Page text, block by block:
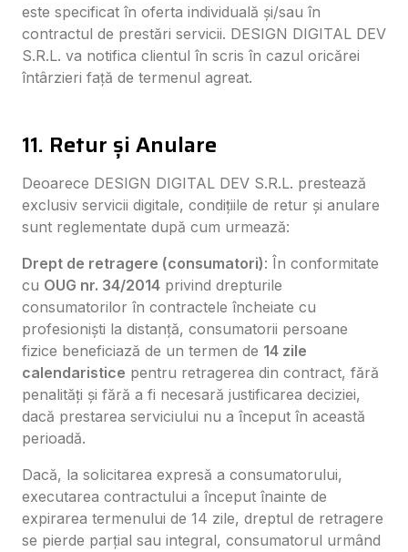
este specificat în oferta individuală și/sau în
contractul de prestări servicii. DESIGN DIGITAL DEV
S.R.L. va notifica clientul în scris în cazul oricărei
întârzieri față de termenul agreat.
11. Retur și Anulare
Deoarece DESIGN DIGITAL DEV S.R.L. prestează
exclusiv servicii digitale, condițiile de retur și anulare
sunt reglementate după cum urmează:
Drept de retragere (consumatori): În conformitate
cu OUG nr. 34/2014 privind drepturile
consumatorilor în contractele încheiate cu
profesioniști la distanță, consumatorii persoane
fizice beneficiază de un termen de 14 zile
calendaristice pentru retragerea din contract, fără
penalități și fără a fi necesară justificarea deciziei,
dacă prestarea serviciului nu a început în această
perioadă.
Dacă, la solicitarea expresă a consumatorului,
executarea contractului a început înainte de
expirarea termenului de 14 zile, dreptul de retragere
se pierde parțial sau integral, consumatorul urmând